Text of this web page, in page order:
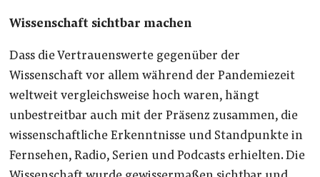
Wissenschaft sichtbar machen
Dass die Vertrauenswerte gegenüber der
Wissenschaft vor allem während der Pandemiezeit
weltweit vergleichsweise hoch waren, hängt
unbestreitbar auch mit der Präsenz zusammen, die
wissenschaftliche Erkenntnisse und Standpunkte in
Fernsehen, Radio, Serien und Podcasts erhielten. Die